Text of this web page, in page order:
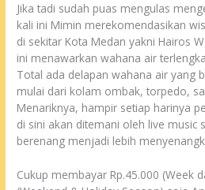
Jika tadi sudah puas mengulas
kali ini Mimin merekomendasikan
di sekitar Kota Medan yakni Hairos
ini menawarkan wahana air
Total ada delapan wahana air yang
mulai dari kolam ombak, torpedo,
Menariknya, hampir setiap harinya
di sini akan ditemani oleh live music
berenang menjadi lebih
Cukup membayar Rp.45.000 (Week